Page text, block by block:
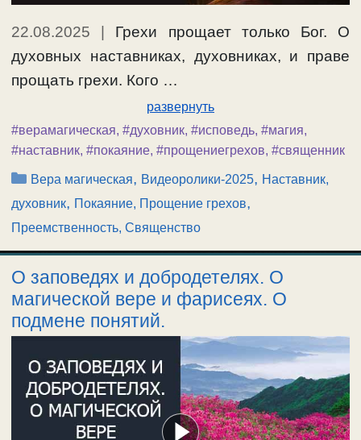
22.08.2025 | Грехи прощает только Бог. О
духовных наставниках, духовниках, и праве
прощать грехи. Кого …
развернуть
#верамагическая, #духовник, #исповедь, #магия,
#наставник, #покаяние, #прощениегрехов, #священник
Рубрики
Вера магическая, Видеоролики-2025, Наставник,
духовник, Покаяние, Прощение грехов,
Преемственность, Священство
О заповедях и добродетелях. О
магической вере и фарисеях. О
подмене понятий.